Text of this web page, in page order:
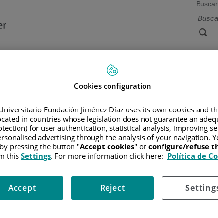
Buscar
Instalaciones y
tecnología
/INFORMACIÓN Y SOPORTE AL PACIENTE/INFORMACIÓN
TRATAMIENTO
en su recuperación. El cáncer puede suponer un
y días malos. Así que trate de no esperar demasiado de
comprobar su progreso y para discutir cualquier problema o
Cookies configuration
Fundación Jiménez Díaz uses its own cookies and
in countries whose legislation does not guarantee an
for user authentication, statistical analysis, improving
advertising through the analysis of your navigation.
pressing the button "Accept cookies" or configure/refuse
thisSettings. For more information click here: Política de
Reject
Accept